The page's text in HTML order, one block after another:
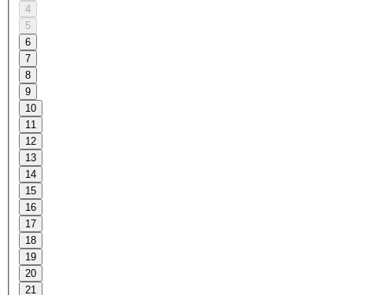
4
5
6
7
8
9
10
11
12
13
14
15
16
17
18
19
20
21